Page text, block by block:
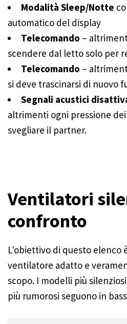
Modalità Sleep/Notte
automatico del display
Telecomando –
scendere dal letto solo per
Telecomando –
si deve trascinarsi di nuovo
Segnali acustici
altrimenti ogni pressione
svegliare il partner.
Ventilatori
confronto
L'obiettivo di questo elenco
ventilatore adatto e
scopo. I modelli più
più rumorosi seguono in